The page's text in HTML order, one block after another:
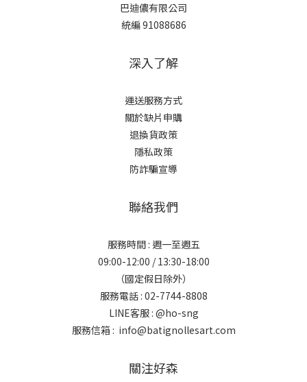
巴迪儂有限公司
統編 91088686
深入了解
運送服務方式
關於缺片申購
退換貨政策
隱私政策
防詐騙宣導
聯絡我們
服務時間 : 週一至週五
09:00-12:00 / 13:30-18:00
（國定假日除外）
服務電話 : 02-7744-8808
LINE客服 : @ho-sng
服務信箱 : info@batignollesart.com
關注好森